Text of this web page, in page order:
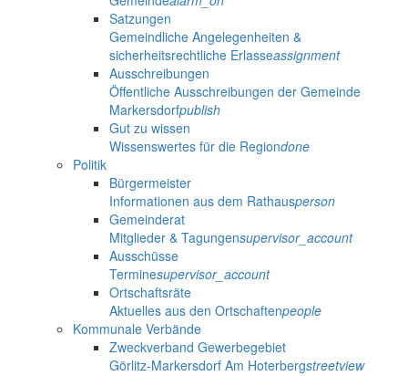
Satzungen
Gemeindliche Angelegenheiten &
sicherheitsrechtliche Erlasseassignment
Ausschreibungen
Öffentliche Ausschreibungen der Gemeinde
Markersdorfpublish
Gut zu wissen
Wissenswertes für die Regiondone
Politik
Bürgermeister
Informationen aus dem Rathausperson
Gemeinderat
Mitglieder & Tagungensupervisor_account
Ausschüsse
Terminesupervisor_account
Ortschaftsräte
Aktuelles aus den Ortschaftenpeople
Kommunale Verbände
Zweckverband Gewerbegebiet
Görlitz-Markersdorf Am Hoterbergstreetview